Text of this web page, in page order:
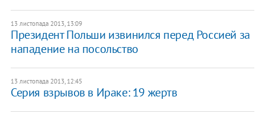
13 листопада 2013, 13:09
Президент Польши извинился перед Россией за
нападение на посольство
13 листопада 2013, 12:45
​Серия взрывов в Ираке: 19 жертв